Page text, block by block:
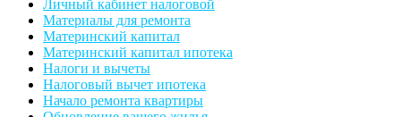
Личный кабинет налоговой
Материалы для ремонта
Материнский капитал
Материнский капитал ипотека
Налоги и вычеты
Налоговый вычет ипотека
Начало ремонта квартиры